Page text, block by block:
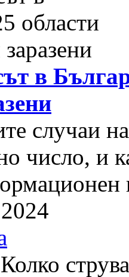
в
случаи
число, и